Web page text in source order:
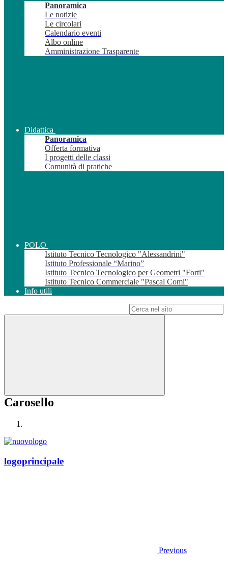
Panoramica
Le notizie
Le circolari
Calendario eventi
Albo online
Amministrazione Trasparente
Didattica
Panoramica
Offerta formativa
I progetti delle classi
Comunità di pratiche
POLO
Istituto Tecnico Tecnologico "Alessandrini"
Istituto Professionale “Marino”
Istituto Tecnico Tecnologico per Geometri "Forti"
Istituto Tecnico Commerciale "Pascal Comi"
Info utili
Carosello
logoprincipale
Previous